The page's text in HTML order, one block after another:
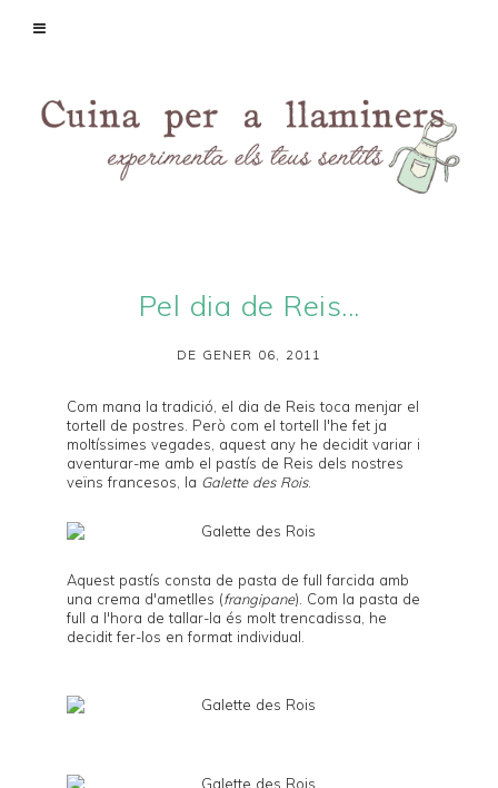
Pel dia de Reis...
DE GENER 06, 2011
Com mana la tradició, el dia de Reis toca menjar el
tortell de postres. Però com el tortell l'he fet ja
moltíssimes vegades, aquest any he decidit variar i
aventurar-me amb el pastís de Reis dels nostres
veïns francesos, la Galette des Rois.
Aquest pastís consta de pasta de full farcida amb
una crema d'ametlles (frangipane). Com la pasta de
full a l'hora de tallar-la és molt trencadissa, he
decidit fer-los en format individual.